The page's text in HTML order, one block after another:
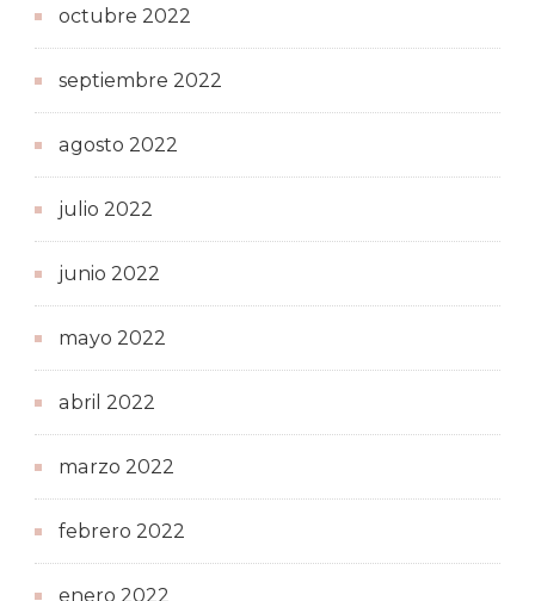
octubre 2022
septiembre 2022
agosto 2022
julio 2022
junio 2022
mayo 2022
abril 2022
marzo 2022
febrero 2022
enero 2022